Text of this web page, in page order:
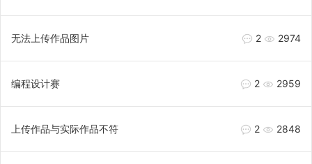
无法上传作品图片 2 2974
编程设计赛 2 2959
上传作品与实际作品不符 2 2848